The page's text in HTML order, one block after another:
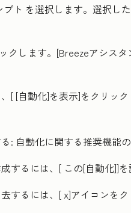
プト を選択します。選択し
クします。[Breezeアシス
[ [自動化]を表示]をクリッ
: 自動化に関する推奨機能
するには、[ この[自動化]]
するには、[x]アイコンを